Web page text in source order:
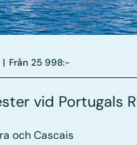
| Från 25 998:-
vid Portugals
och Cascais